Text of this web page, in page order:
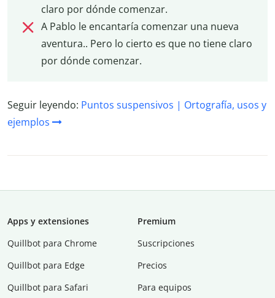
claro por dónde comenzar.
A Pablo le encantaría comenzar una nueva
aventura.. Pero lo cierto es que no tiene claro
por dónde comenzar.
Seguir leyendo: Puntos suspensivos | Ortografía, usos y
ejemplos
Apps y extensiones
Quillbot para Chrome
Quillbot para Edge
Quillbot para Safari
Premium
Suscripciones
Precios
Para equipos